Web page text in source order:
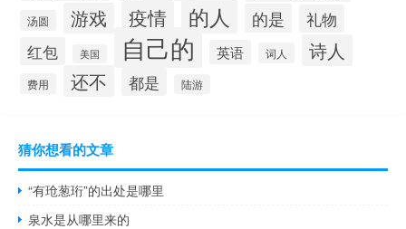
汤圆 游戏 疫情 的人 的是
礼物
红包
美国 自己的 英语 词人 诗人
费用 还不 都是 陆游
猜你想看的文章
“有玱葱珩”的出处是哪里
泉水是从哪里来的